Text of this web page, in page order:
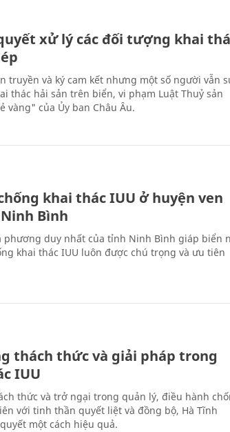
xử lý các đối tượng khai
truyền và ký cam kết nhưng một số người vẫn
thác hải sản trên biển, vi phạm Luật Thuỷ sản
vàng" của Ủy ban Châu Âu.
khai thác IUU ở huyện ven
Bình
phương duy nhất của tỉnh Ninh Bình giáp biển
khai thác IUU luôn được chú trọng và ưu tiên
thách thức và giải pháp trong
IUU
thức và trở ngại trong quản lý, điều hành
với tinh thần quyết liệt và đồng bộ, Hà Tĩnh
một cách hiệu quả.